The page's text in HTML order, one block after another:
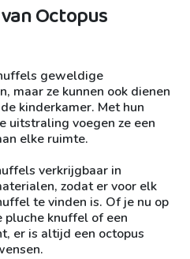
Octopus
geweldige
maar ze kunnen ook dienen
kinderkamer. Met hun
uitstraling voegen ze een
elke ruimte.
verkrijgbaar in
zodat er voor elk
te vinden is. Of je nu op
pluche knuffel of een
er is altijd een octopus